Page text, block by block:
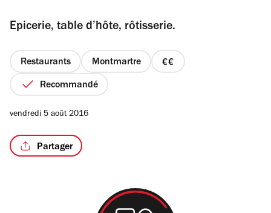
5
Epicerie, table d’hôte, rôtisserie.
Restaurants Montmartre
prix
Recommandé
vendredi 5 août 2016
Partager